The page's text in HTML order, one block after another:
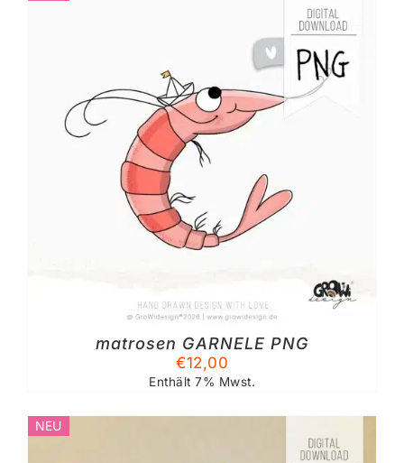
matrosen GARNELE PNG
€12,00
Enthält 7% Mwst.
NEU